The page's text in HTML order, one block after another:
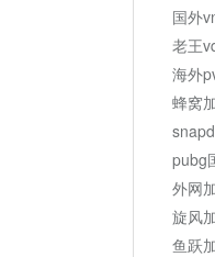
国外
老王
海外
蜂窝
pubg
外网
旋风
鱼跃